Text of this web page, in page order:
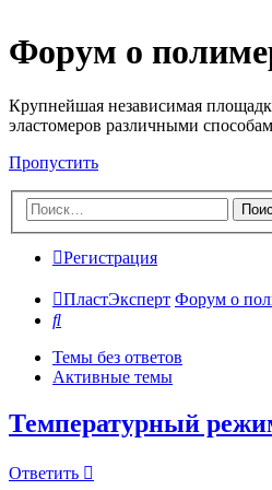
Форум о
Крупнейшая независимая
эластомеров различными
Пропустить
Регистрация
ПластЭксперт Форум о
Поиск
Темы без ответов
Активные темы
Температурный
Ответить